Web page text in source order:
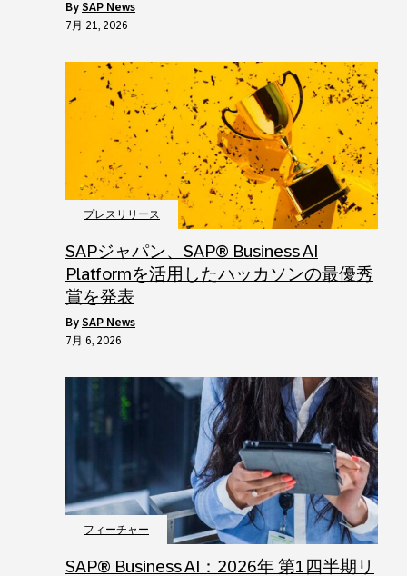
by SAP News
7月 21, 2026
プレスリリース
SAPジャパン、SAP® Business AI
Platformを活用したハッカソンの最優秀
賞を発表
by SAP News
7月 6, 2026
フィーチャー
SAP® Business AI：2026年 第1四半期リ